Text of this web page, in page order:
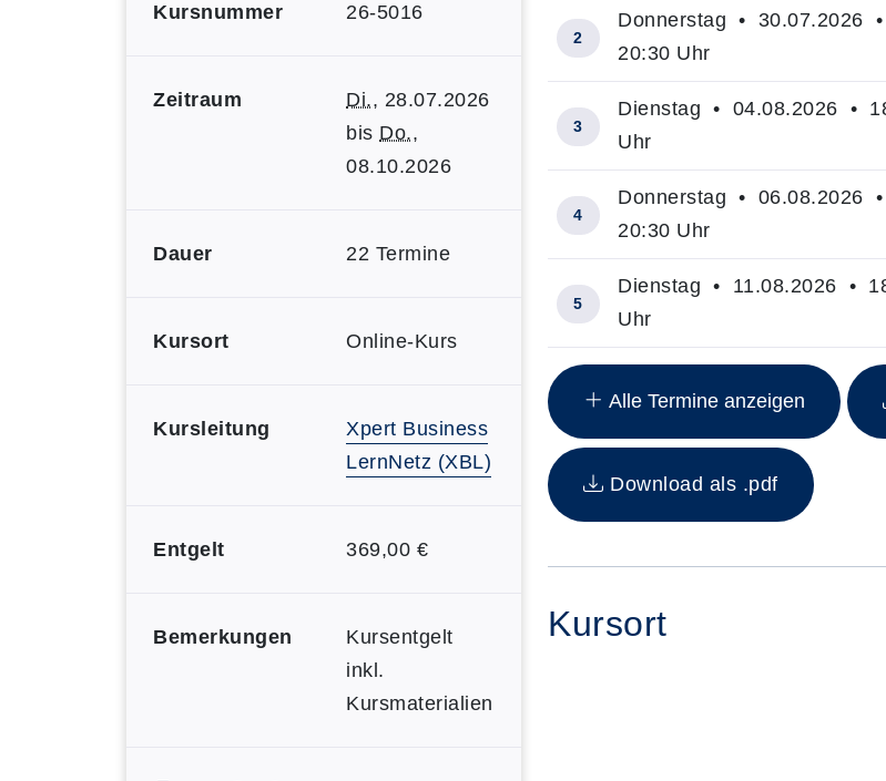
Kursnummer 26-5016
Zeitraum Di., 28.07.2026
bis Do.,
08.10.2026
Dauer 22 Termine
Kursort Online-Kurs
Kursleitung
Xpert Business
LernNetz (XBL)
Entgelt 369,00 €
Bemerkungen
Kursentgelt
inkl.
Kursmaterialien
Insgesamt gibt es 22 Termine zum
2
Donnerstag • 30.07.2026
20:30 Uhr
3
Dienstag • 04.08.2026 •
Uhr
4
Donnerstag • 06.08.2026
20:30 Uhr
5
Dienstag • 11.08.2026 •
Uhr
Alle Termine anzeigen
Download als .pdf
Kursort